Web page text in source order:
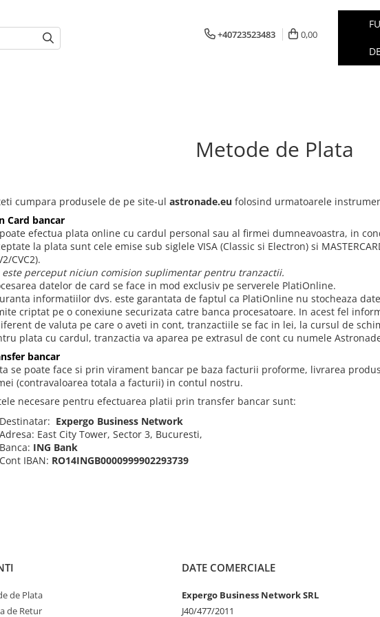
+40723523483 0,00
Metode de Plata
cumpara produsele de pe site-ul astronade.eu folosind urmatoarele
Card bancar
efectua plata online cu cardul personal sau al firmei dumneavoastra, in
la plata sunt cele emise sub siglele VISA (Classic si Electron) si
CVC2).
este perceput niciun comision suplimentar pentru tranzactii.
datelor de card se face in mod exclusiv pe serverele PlatiOnline.
informatiilor dvs. este garantata de faptul ca PlatiOnline nu stocheaza
criptat pe o conexiune securizata catre banca procesatoare. In acest fel
de valuta pe care o aveti in cont, tranzactiile se fac in lei, la cursul de
plata cu cardul, tranzactia va aparea pe extrasul de cont cu numele
bancar
se poate face si prin virament bancar pe baza facturii proforme, livrarea
(contravaloarea totala a facturii) in contul nostru.
necesare pentru efectuarea platii prin transfer bancar sunt:
Destinatar: Expergo Business Network
Adresa: East City Tower, Sector 3, Bucuresti,
Banca: ING Bank
Cont IBAN: RO14INGB0000999902293739
de Plata
de Retur
DATE COMERCIALE
Expergo Business Network SRL
J40/477/2011